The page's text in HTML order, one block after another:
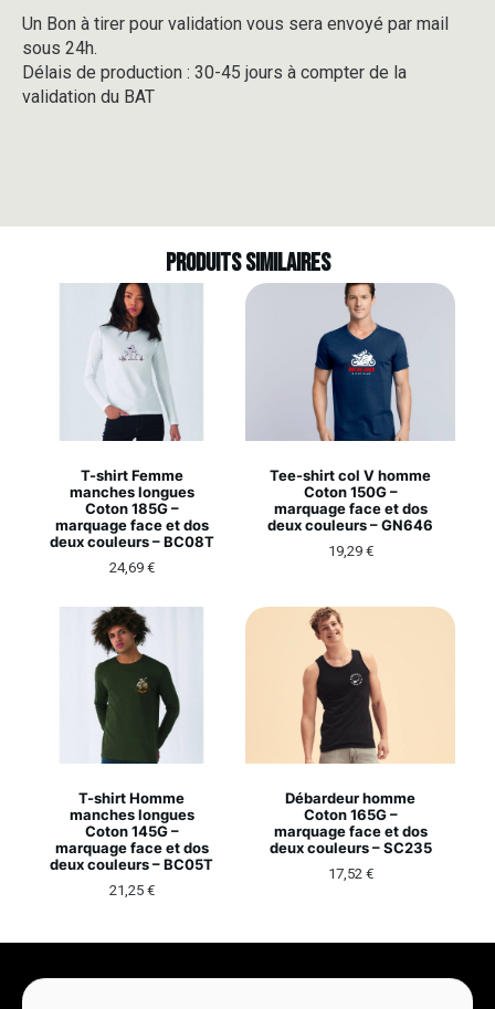
Un Bon à tirer pour validation vous sera envoyé par mail
sous 24h.
Délais de production : 30-45 jours à compter de la
validation du BAT
Produits similaires
T-shirt Femme
manches longues
Coton 185G –
marquage face et dos
deux couleurs – BC08T
24,69 €
Tee-shirt col V homme
Coton 150G –
marquage face et dos
deux couleurs – GN646
19,29 €
T-shirt Homme
manches longues
Coton 145G –
marquage face et dos
deux couleurs – BC05T
21,25 €
Débardeur homme
Coton 165G –
marquage face et dos
deux couleurs – SC235
17,52 €